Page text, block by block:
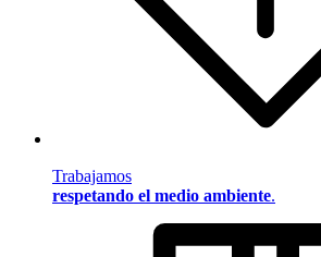
Trabajamos
respetando el medio ambiente.